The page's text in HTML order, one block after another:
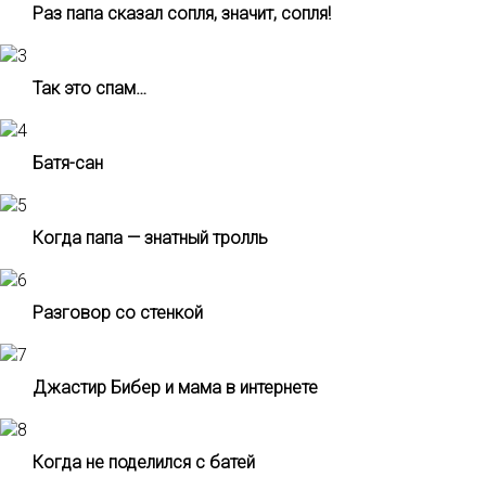
Раз папа сказал сопля, значит, сопля!
Так это спам…
Батя-сан
Когда папа — знатный тролль
Разговор со стенкой
Джастир Бибер и мама в интернете
Когда не поделился с батей